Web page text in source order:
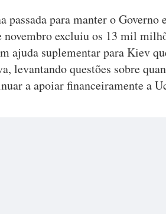
passada para manter o Governo
novembro excluiu os 13 mil
ajuda suplementar para Kiev
levantando questões sobre
a apoiar financeiramente a